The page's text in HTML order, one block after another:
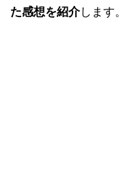
た感想を紹介します。